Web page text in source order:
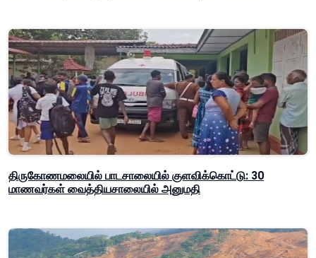
திருகோணமலையில் பாடசாலையில் குளவிக்கொட்டு: 30
மாணவர்கள் வைத்தியசாலையில் அனுமதி